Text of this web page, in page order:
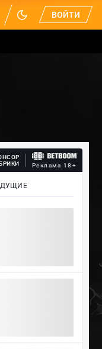
ВОЙТИ
Реклама 18+